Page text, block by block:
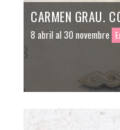
CARMEN GRAU.
8 abril al 30 novembre